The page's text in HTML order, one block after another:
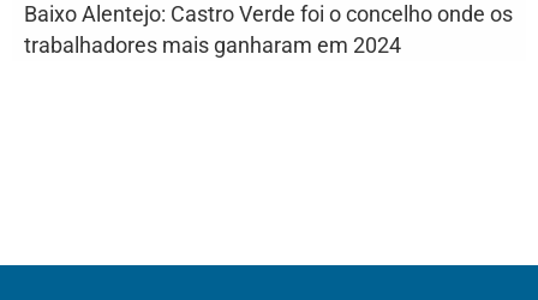
Baixo Alentejo: Castro Verde foi o concelho onde os
trabalhadores mais ganharam em 2024